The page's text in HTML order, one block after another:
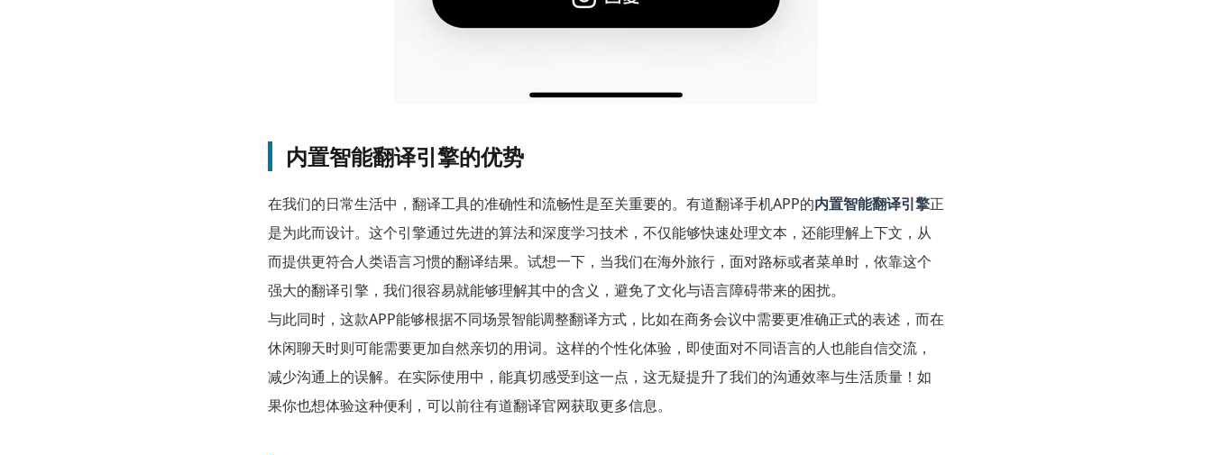
内置智能翻译引擎的优势
在我们的日常生活中，翻译工具的准确性和流畅性是至关重要的。有道翻译手机APP的内置智能翻译引擎正
是为此而设计。这个引擎通过先进的算法和深度学习技术，不仅能够快速处理文本，还能理解上下文，从
而提供更符合人类语言习惯的翻译结果。试想一下，当我们在海外旅行，面对路标或者菜单时，依靠这个
强大的翻译引擎，我们很容易就能够理解其中的含义，避免了文化与语言障碍带来的困扰。
与此同时，这款APP能够根据不同场景智能调整翻译方式，比如在商务会议中需要更准确正式的表述，而在
休闲聊天时则可能需要更加自然亲切的用词。这样的个性化体验，即使面对不同语言的人也能自信交流，
减少沟通上的误解。在实际使用中，能真切感受到这一点，这无疑提升了我们的沟通效率与生活质量！如
果你也想体验这种便利，可以前往有道翻译官网获取更多信息。